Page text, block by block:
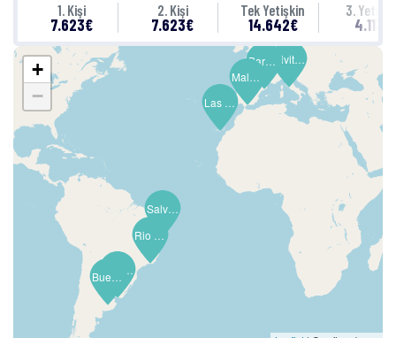
1. Kişi
7.623€
2. Kişi
7.623€
Tek Yetişkin
14.642€
3.
4.113€
Civitavecchia (Roma)
Barselona
Malaga (Granada)
Las Palmas de G.Canaria (Kanarya Adaları)
Salvador
Rio de Janeiro
Montevideo
Buenos Aires
+
−